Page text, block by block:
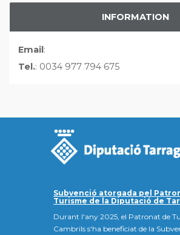
INFORMATION
Email:
Tel.: 0034 977 794 675
Subvenció atorgada pel
Turisme de la Diputació de
Durant l'any 2025, el Patronat de
Cambrils s'ha beneficiat de la